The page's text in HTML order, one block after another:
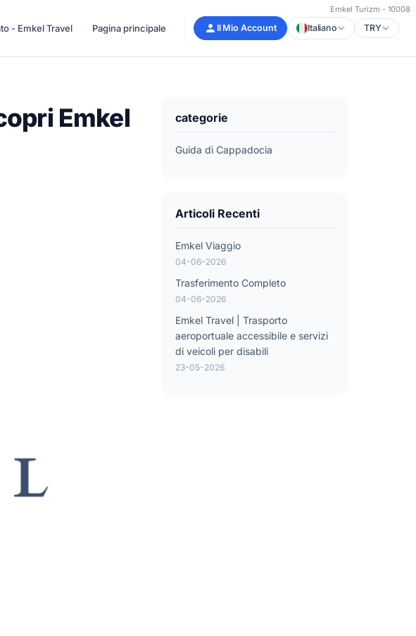
Emkel Turizm - 10008
- Emkel Travel Pagina principale Il Mio Account Italiano TRY
Emkel
categorie
Guida di Cappadocia
Articoli Recenti
Emkel Viaggio
04-06-2026
Trasferimento Completo
04-06-2026
Emkel Travel | Trasporto
aeroportuale accessibile e servizi
di veicoli per disabili
23-05-2026